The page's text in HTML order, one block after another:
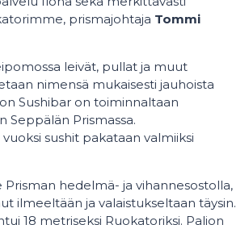
prismajohtaja Tommi
leivät, pullat ja muut
nimensä mukaisesti jauhoista
Sushibar on toiminnaltaan
Seppälän Prismassa.
sushit pakataan valmiiksi
Prisman hedelmä- ja vihannesostolla,
ilmeeltään ja valaistukseltaan täysin.
18 metriseksi Ruokatoriksi. Paljon